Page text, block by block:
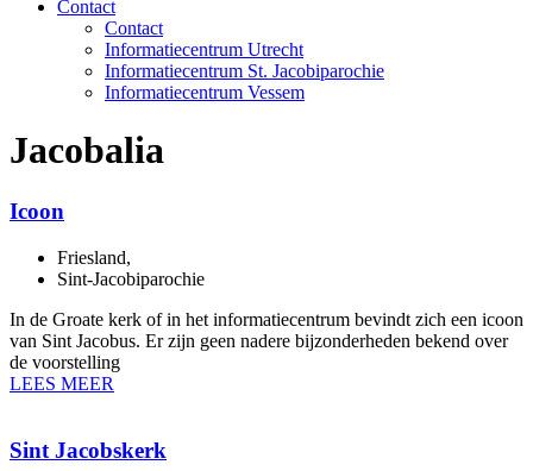
Contact
Contact
Informatiecentrum Utrecht
Informatiecentrum St. Jacobiparochie
Informatiecentrum Vessem
Jacobalia
Icoon
Friesland,
Sint-Jacobiparochie
In de Groate kerk of in het informatiecentrum bevindt zich een icoon
van Sint Jacobus. Er zijn geen nadere bijzonderheden bekend over
de voorstelling
LEES MEER
Sint Jacobskerk